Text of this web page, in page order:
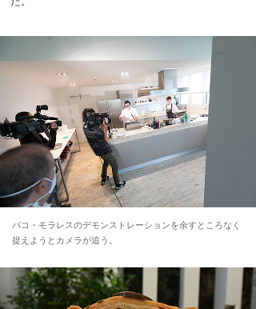
パコ・モラレスのデモンストレーションを余すところなく
捉えようとカメラが追う。